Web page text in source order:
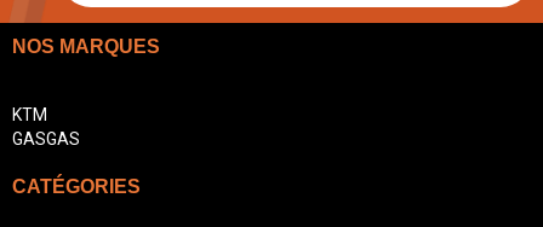
NOS MARQUES
KTM
GASGAS
CATÉGORIES